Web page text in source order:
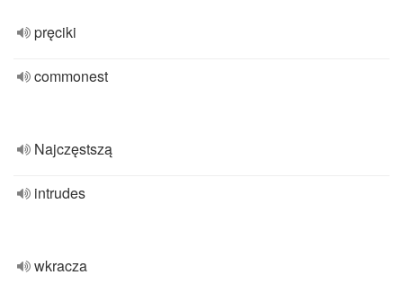
pręciki
commonest
Najczęstszą
intrudes
wkracza